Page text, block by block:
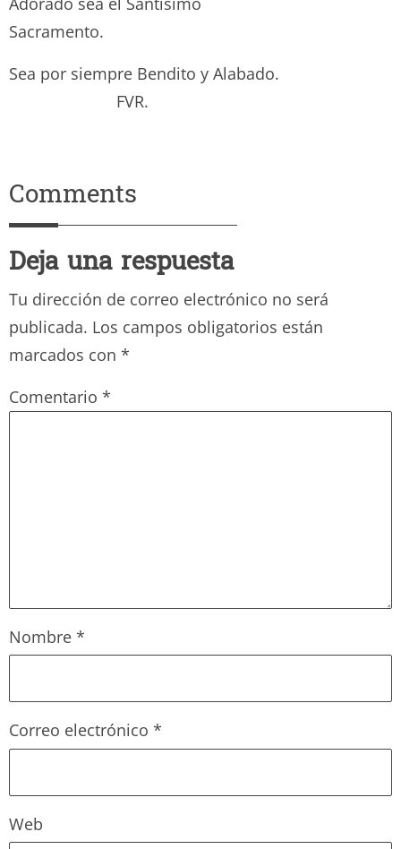
Sacramento.
Sea por siempre Bendito y Alabado.
FVR.
Comments
Deja una respuesta
Tu dirección de correo electrónico no será
publicada. Los campos obligatorios están
marcados con *
Comentario *
Nombre *
Correo electrónico *
Web